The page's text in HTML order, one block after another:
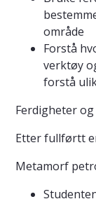
område
Forstå
verktøy
forstå
Ferdigheter
Etter fullførtt
Metamorf